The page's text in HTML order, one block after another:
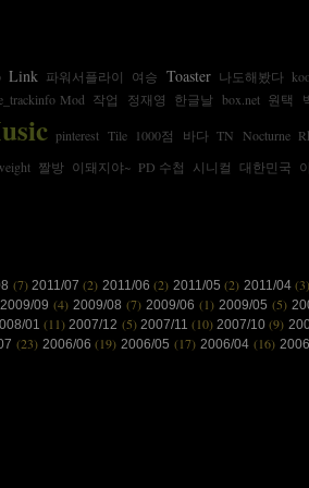
Link 파워서플라이 여승 Toaster 나도해봤다
Mod 작업 정재영 한글날 box.net 원택
pinterest Tile 1000점 바다 TN Nocturne
짤방 이돼지야~ PD 수첩 시니컬 대한민국
(7) 2011/07(2) 2011/06(2) 2011/05(2) 2011/04 (3)
2009/09 (4) 2009/08 (7) 2009/06 (1) 2009/05 (5)
01(11) 2007/12 (5) 2007/11 (10) 2007/10(9)
(23) 2006/06(19) 2006/05(17) 2006/04 (16)